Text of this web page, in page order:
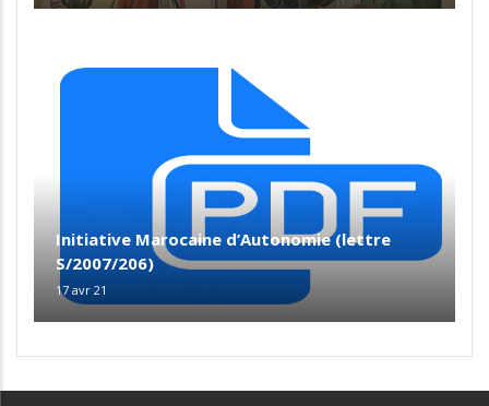
Initiative Marocaine d’Autonomie (lettre
S/2007/206)
17 avr 21